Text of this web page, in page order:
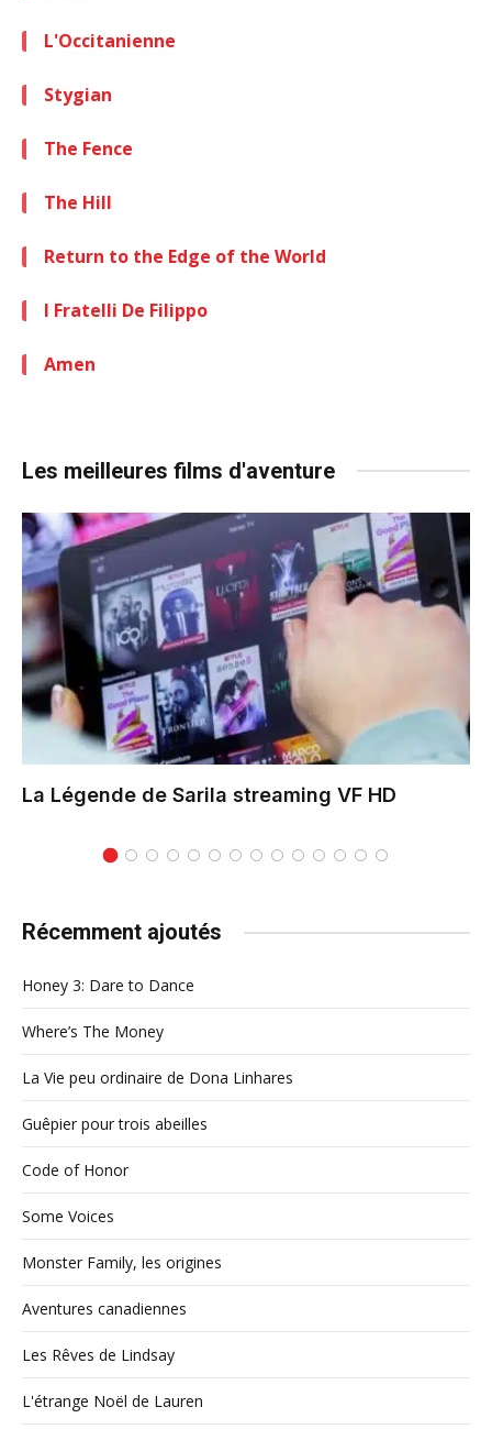
L'Occitanienne
Stygian
The Fence
The Hill
Return to the Edge of the World
I Fratelli De Filippo
Amen
Les meilleures films d'aventure
La Légende de Sarila streaming VF HD
Récemment ajoutés
Honey 3: Dare to Dance
Where’s The Money
La Vie peu ordinaire de Dona Linhares
Guêpier pour trois abeilles
Code of Honor
Some Voices
Monster Family, les origines
Aventures canadiennes
Les Rêves de Lindsay
L'étrange Noël de Lauren